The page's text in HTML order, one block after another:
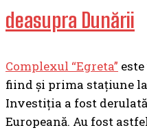
deasupra Dunării
Complexul “Egreta”
fiind şi prima staţiune
Investiţia a fost
Europeană. Au fost